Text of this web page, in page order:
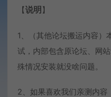
【说明 】
1、（其他论坛搬运内容）
试，内部包含原论坛、网
殊情况安装就没啥问题。
2、如果喜欢我们亲测内容